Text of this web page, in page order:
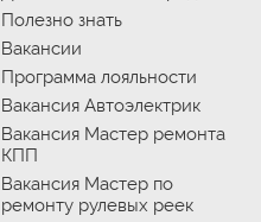
Полезно знать
Вакансии
Программа лояльности
Вакансия Автоэлектрик
Вакансия Мастер ремонта
КПП
Вакансия Мастер по
ремонту рулевых реек